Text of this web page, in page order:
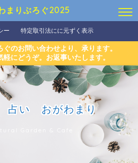
まりぶろぐ2025
ー 特定取引法にに元ずく表示
のお問い合わせより、承ります。
にどうぞ。お返事いたします。
占い おがわまり